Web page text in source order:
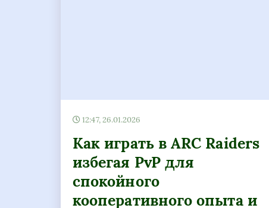
12:47, 26.01.2026
Как играть в ARC Raiders
избегая PvP для
спокойного
кооперативного опыта и